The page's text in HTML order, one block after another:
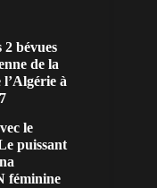
bévues
de la
à
le
puissant
féminine